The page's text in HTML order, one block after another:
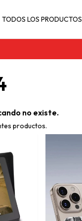
TODOS LOS PRODUCTOS
no existe.
productos.